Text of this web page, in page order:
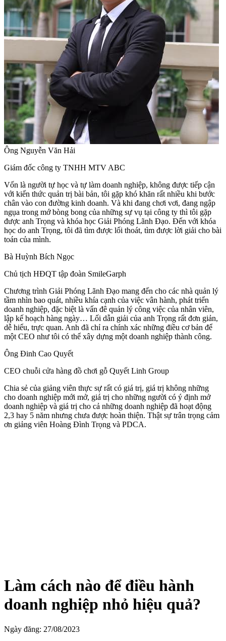
Ông Nguyễn Văn Hải
Giám đốc công ty TNHH MTV ABC
Vốn là người tự học và tự làm doanh nghiệp, không được tiếp cận
với kiến thức quản trị bài bản, tôi gặp khó khăn rất nhiều khi bước
chân vào con đường kinh doanh. Và khi đang chơi vơi, đang ngập
ngụa trong mớ bòng bong của những sự vụ tại công ty thì tôi gặp
được anh Trọng và khóa học Giải Phóng Lãnh Đạo. Đến với khóa
học do anh Trọng, tôi đã tìm được lối thoát, tìm được lời giải cho bài
toán của mình.
Bà Huỳnh Bích Ngọc
Chủ tịch HĐQT tập đoàn SmileGarph
Chương trình Giải Phóng Lãnh Đạo mang đến cho các nhà quản lý
tầm nhìn bao quát, nhiều khía cạnh của việc vân hành, phát triển
doanh nghiệp, đặc biệt là vấn đê quản lý công việc của nhân viên,
lập kế hoạch hàng ngày… Lối dẫn giải của anh Trọng rất đơn giản,
dễ hiểu, trực quan. Anh đã chỉ ra chính xác những điều cơ bản để
một CEO như tôi có thể xây dựng một doanh nghiệp thành công.
Ông Đinh Cao Quyết
CEO chuỗi cửa hàng đồ chơi gỗ Quyết Linh Group
Chia sẻ của giảng viên thực sự rất có giá trị, giá trị không những
cho doanh nghiệp mới mở, giá trị cho những người có ý định mở
doanh nghiệp và giá trị cho cả những doanh nghiệp đã hoạt động
2,3 hay 5 năm nhưng chưa được hoàn thiện. Thật sự trân trọng cảm
ơn giảng viên Hoàng Đình Trọng và PDCA.
Làm cách nào để điều hành
doanh nghiệp nhỏ hiệu quả?
Ngày đăng: 27/08/2023